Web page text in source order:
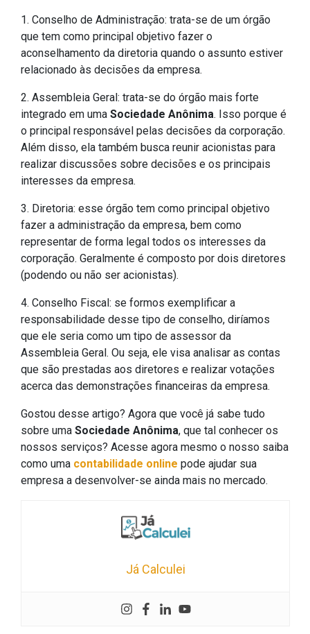
1. Conselho de Administração: trata-se de um órgão
que tem como principal objetivo fazer o
aconselhamento da diretoria quando o assunto estiver
relacionado às decisões da empresa.
2. Assembleia Geral: trata-se do órgão mais forte
integrado em uma Sociedade Anônima. Isso porque é
o principal responsável pelas decisões da corporação.
Além disso, ela também busca reunir acionistas para
realizar discussões sobre decisões e os principais
interesses da empresa.
3. Diretoria: esse órgão tem como principal objetivo
fazer a administração da empresa, bem como
representar de forma legal todos os interesses da
corporação. Geralmente é composto por dois diretores
(podendo ou não ser acionistas).
4. Conselho Fiscal: se formos exemplificar a
responsabilidade desse tipo de conselho, diríamos
que ele seria como um tipo de assessor da
Assembleia Geral. Ou seja, ele visa analisar as contas
que são prestadas aos diretores e realizar votações
acerca das demonstrações financeiras da empresa.
Gostou desse artigo? Agora que você já sabe tudo
sobre uma Sociedade Anônima, que tal conhecer os
nossos serviços? Acesse agora mesmo o nosso saiba
como uma contabilidade online pode ajudar sua
empresa a desenvolver-se ainda mais no mercado.
Já Calculei